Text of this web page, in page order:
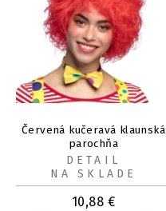
Červená kučeravá klaunská
parochňa
10,88 €
DETAIL
NA SKLADE